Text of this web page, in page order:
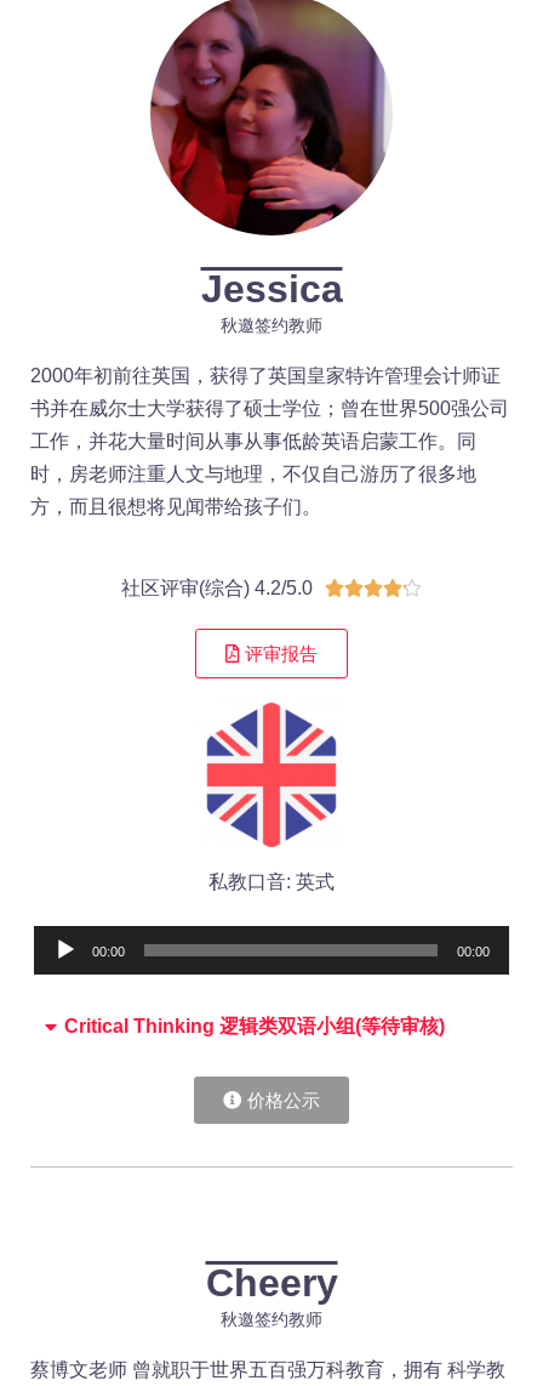
Jessica
秋邀签约教师
2000年初前往英国，获得了英国皇家特许管理会计师证
书并在威尔士大学获得了硕士学位；曾在世界500强公司
工作，并花大量时间从事从事低龄英语启蒙工作。同
时，房老师注重人文与地理，不仅自己游历了很多地
方，而且很想将见闻带给孩子们。
社区评审(综合) 4.2/5.0 
评审报告
私教口音: 英式
Audio
Player
00:00 00:00
Critical Thinking 逻辑类双语小组(等待审核)
价格公示
Cheery
秋邀签约教师
蔡博文老师 曾就职于世界五百强万科教育，拥有 科学教